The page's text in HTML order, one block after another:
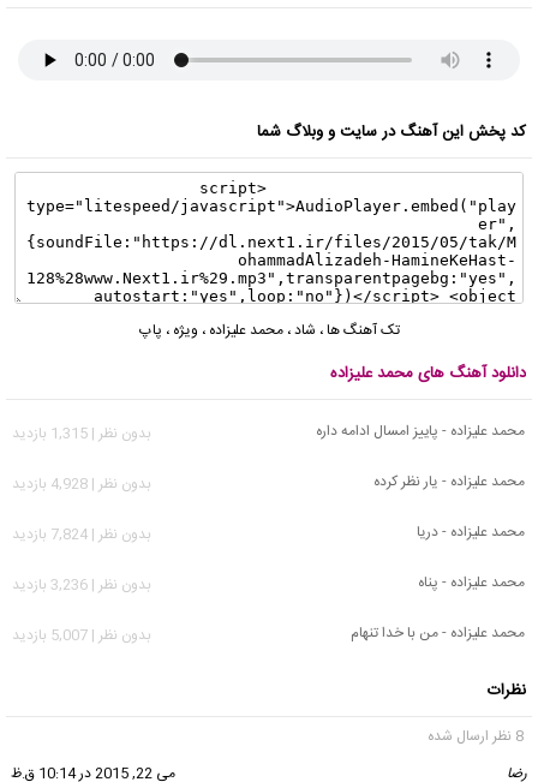
کد پخش این آهنگ در سایت و وبلاگ شما
تک آهنگ ها، شاد،محمد علیزاده ، ویژه ، پاپ
دانلود آهنگ های محمد علیزاده
محمد علیزاده - پاییز امسال ادامه داره
بدون نظر | 1,315 بازدید
محمد علیزاده - یار نظر کرده
بدون نظر | 4,928 بازدید
محمد علیزاده - دریا
بدون نظر | 7,824 بازدید
محمد علیزاده - پناه
بدون نظر | 3,236 بازدید
محمد علیزاده - من با خدا تنهام
بدون نظر | 5,007 بازدید
نظرات
8 نظر ارسال شده
رضا
می 22, 2015 در 10:14 ق.ظ